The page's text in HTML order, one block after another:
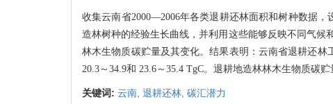
收集云南省2000—2006年各类退耕还林面积和树种数据，
造林树种的经验生长曲线，并利用这些能够反映不同气候
林木生物质碳贮量及其变化。结果表明：云南省退耕还林
20.3～34.9和 23.6～35.4 TgC。退耕地造林林木生物质碳
关键词: 云南, 退耕还林, 碳汇潜力